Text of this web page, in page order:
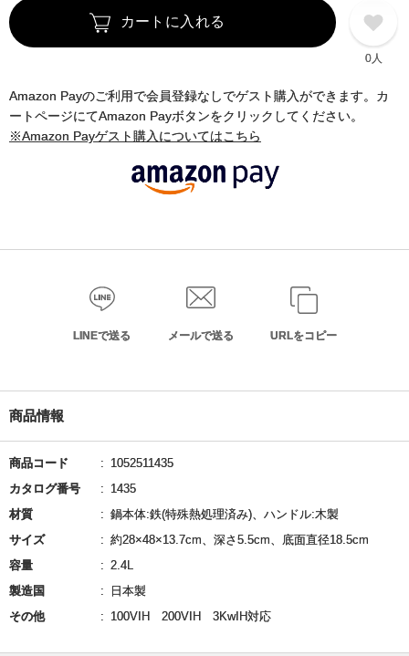
カートに入れる
0人
Amazon Payのご利用で会員登録なしでゲスト購入ができます。カ
ートページにてAmazon Payボタンをクリックしてください。
※Amazon Payゲスト購入についてはこちら
LINEで送る メールで送る URLをコピー
商品情報
商品コード
1052511435
カタログ番号
1435
材質
鍋本体:鉄(特殊熱処理済み)、ハンドル:木製
サイズ
約28×48×13.7cm、深さ5.5cm、底面直径18.5cm
容量
2.4L
製造国
日本製
その他
100VIH 200VIH 3KwIH対応